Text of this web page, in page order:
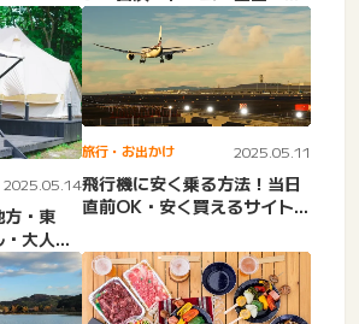
連れ・大人数・ヴィラ・一
棟...
2025.05.14
・東
大人
・大学
旅行・お出かけ 2025.05.11
飛行機に安く乗る方法！当日
直前OK・安く買えるサイト。